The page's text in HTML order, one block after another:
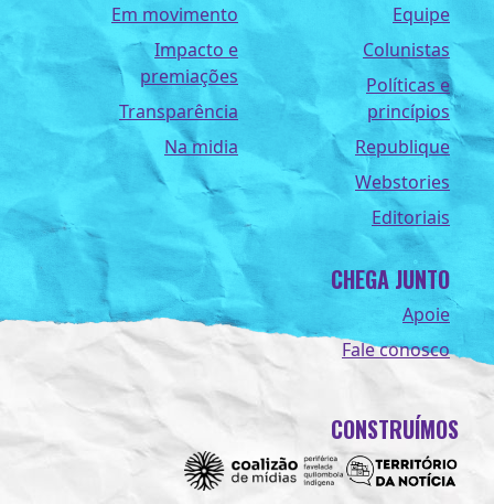
Em movimento
Impacto e
premiações
Transparência
Na midia
Equipe
Colunistas
Políticas e
princípios
Republique
Webstories
Editoriais
CHEGA JUNTO
Apoie
Fale conosco
CONSTRUÍMOS